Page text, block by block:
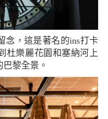
杜樂麗花園和塞納河上
黎全景。